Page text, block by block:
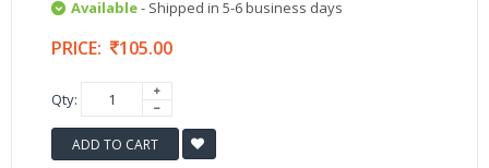
Available- Shipped in 5-6 business days
PRICE: 105.00
Qty:
ADD TO CART